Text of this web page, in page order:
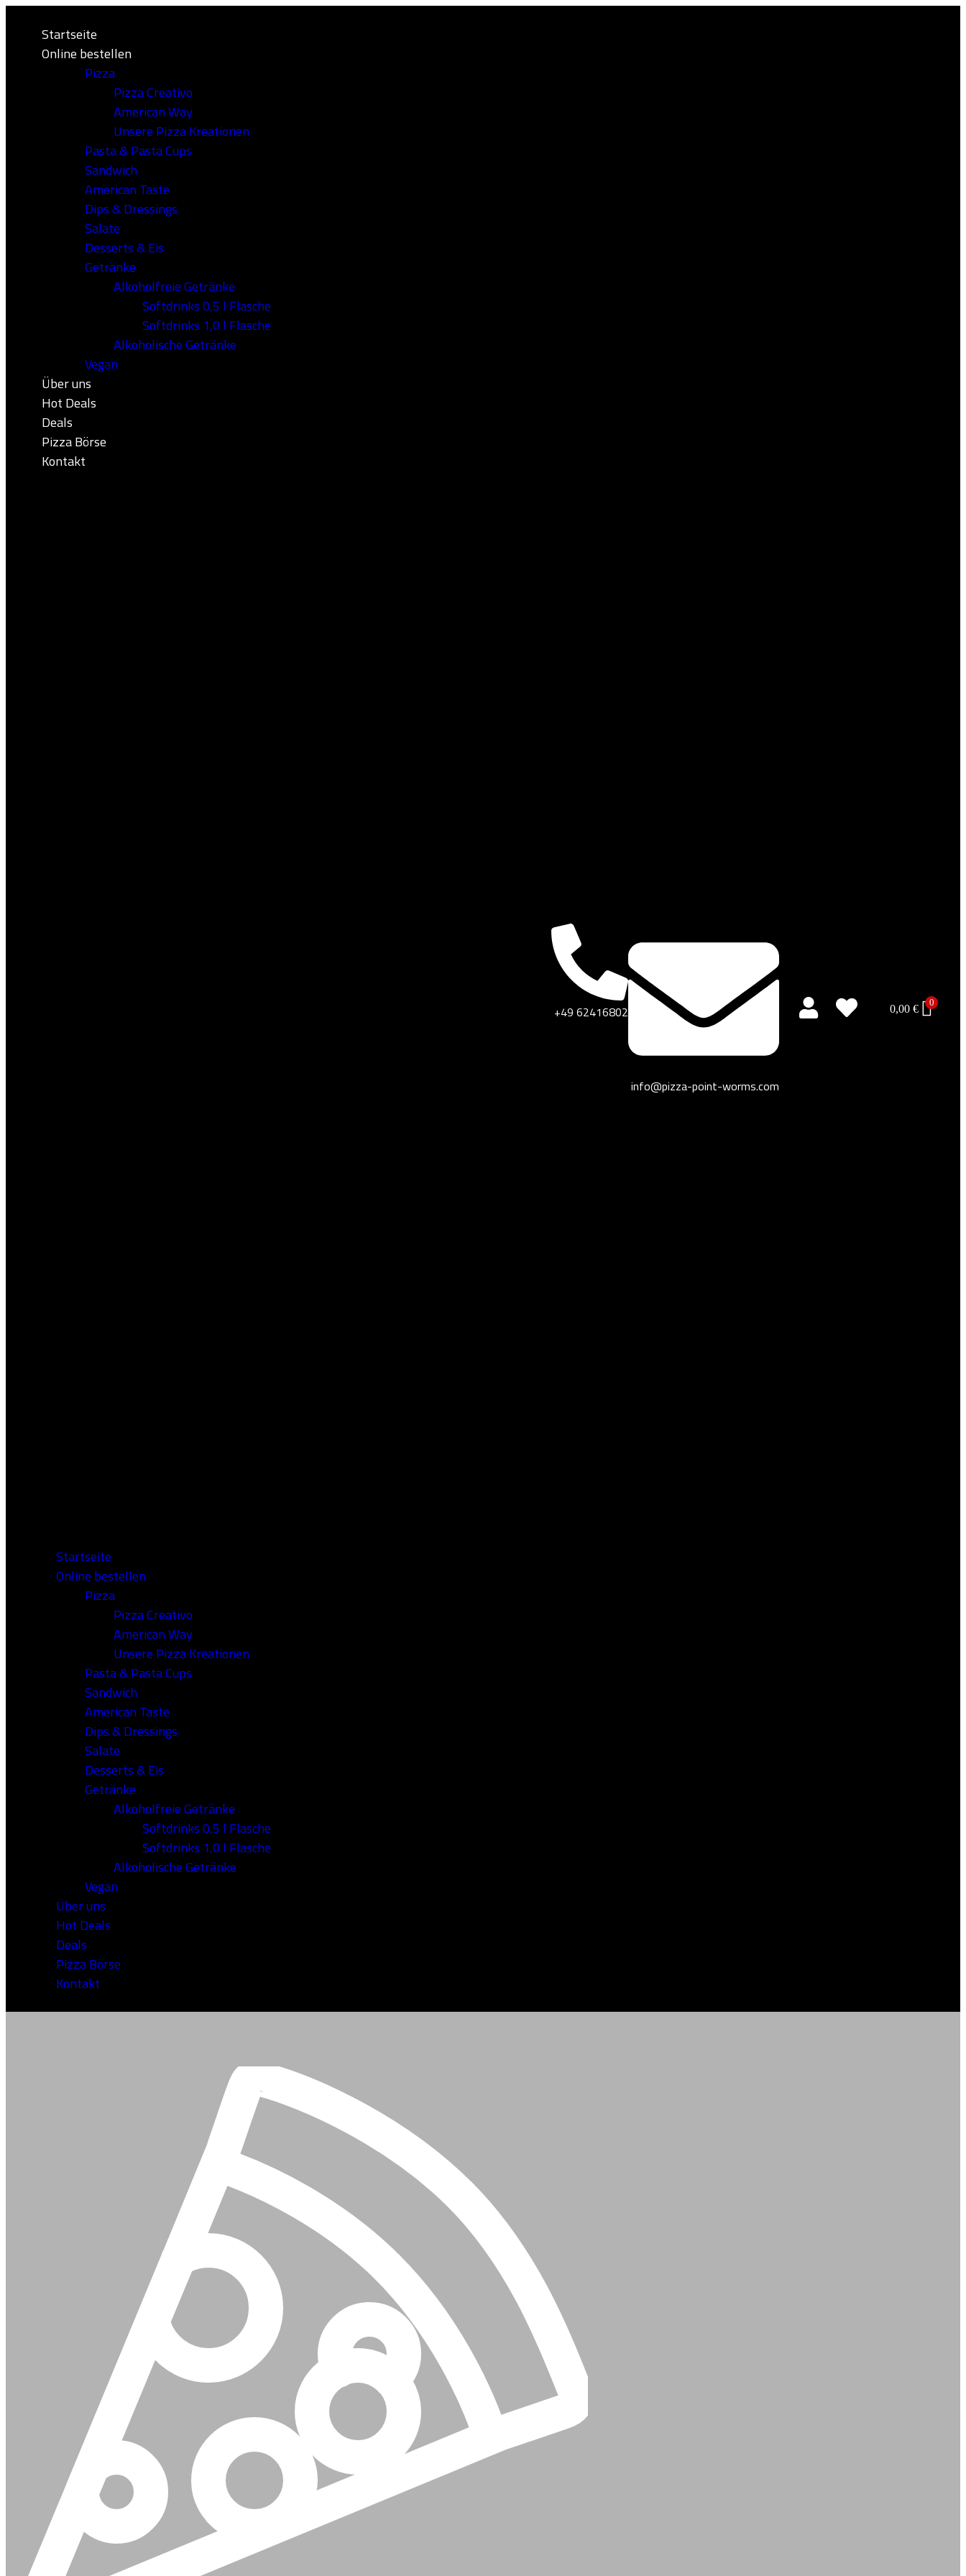
Startseite
Online bestellen
Pizza
Pizza Creativo
American Way
Unsere Pizza Kreationen
Pasta & Pasta Cups
Sandwich
American Taste
Dips & Dressings
Salate
Desserts & Eis
Getränke
Alkoholfreie Getränke
Softdrinks 0,5 l Flasche
Softdrinks 1,0 l Flasche
Alkoholische Getränke
Vegan
Über uns
Hot Deals
Deals
Pizza Börse
Kontakt
Startseite
Online bestellen
Pizza
Pizza Creativo
American Way
Unsere Pizza Kreationen
Pasta & Pasta Cups
Sandwich
American Taste
Dips & Dressings
Salate
Desserts & Eis
Getränke
Alkoholfreie Getränke
Softdrinks 0,5 l Flasche
Softdrinks 1,0 l Flasche
Alkoholische Getränke
Vegan
Über uns
Hot Deals
Deals
Pizza Börse
Kontakt
+49 62416802
info@pizza-point-worms.com
0,00€
0